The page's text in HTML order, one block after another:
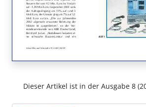
Dieser Artikel ist in der Ausgabe 8